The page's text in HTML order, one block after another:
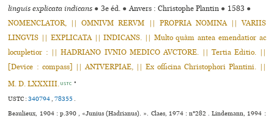
linguis explicata indicans ● 3e éd. ● Anvers : Christophe Plantin ● 1583 ●
NOMENCLATOR, || OMNIVM RERVM || PROPRIA NOMINA || VARIIS
LINGVIS || EXPLICATA || INDICANS. || Multo quàm antea emendatior ac
locupletior : || HADRIANO IVNIO MEDICO AVCTORE. || Tertia Editio. ||
[Device : compass] || ANTVERPIAE, || Ex officina Christophori Plantini. ||
M. D. LXXXIII. USTC ●
USTC :340794,78355.
Beaulieux, 1904 : p.390 , «Junius (Hadrianus). ». Claes, 1974 : n°282 . Lindemann, 1994 :